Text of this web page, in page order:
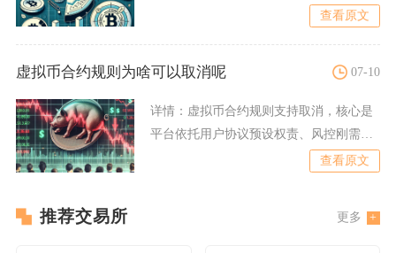
查看原文
虚拟币合约规则为啥可以取消呢 07-10
详情： 虚拟币合约规则支持取消，核心是
平台依托用户协议预设权责、风控刚需、
查看原文
推荐交易所 更多